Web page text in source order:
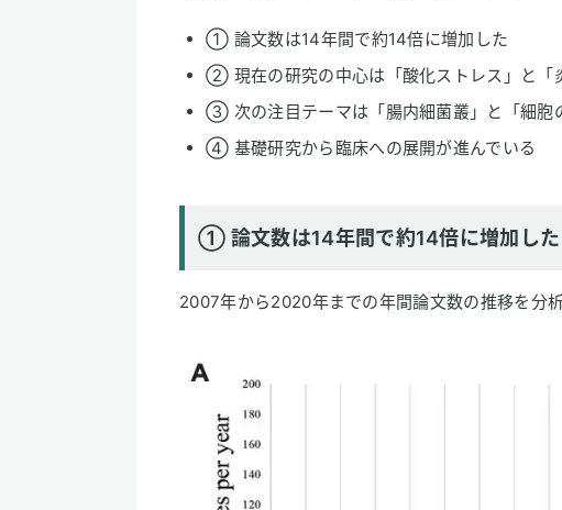
① 論文数は14年間で約14倍に増加した
② 現在の研究の中心は「酸化ストレス」と「
③ 次の注目テーマは「腸内細菌叢」と「細胞
④ 基礎研究から臨床への展開が進んでいる
① 論文数は14年間で約14倍に増加した
2007年から2020年までの年間論文数の推移を分